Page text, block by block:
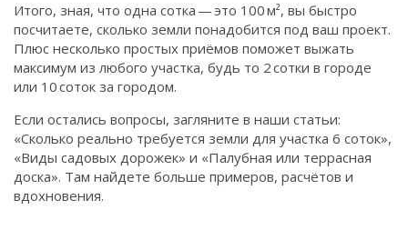
Итого, зная, что одна сотка — это 100 м², вы быстро
посчитаете, сколько земли понадобится под ваш проект.
Плюс несколько простых приёмов поможет выжать
максимум из любого участка, будь то 2 сотки в городе
или 10 соток за городом.
Если остались вопросы, загляните в наши статьи:
«Сколько реально требуется земли для участка 6 соток»,
«Виды садовых дорожек» и «Палубная или террасная
доска». Там найдете больше примеров, расчётов и
вдохновения.